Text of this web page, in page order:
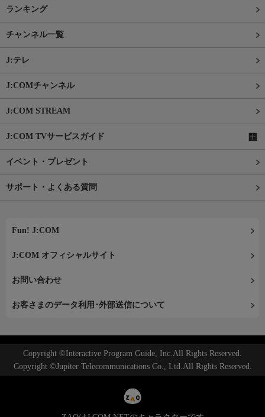
ランキング
チャンネル一覧
J:テレ
J:COMチャンネル
J:COM STREAM
J:COM TVサービスガイド
イベント・プレゼント
サポート・よくある質問
Fun! J:COM
J:COM オフィシャルサイト
お問い合わせ
お客さまのデータ利用･外部送信について
Copyright ©Interactive Program Guide, Inc.All Rights Reserved.
Copyright ©Jupiter Telecommunications Co., Ltd.All Rights Reserved.